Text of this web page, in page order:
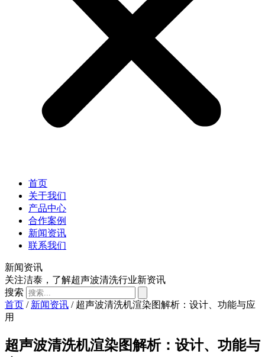
首页
关于我们
产品中心
合作案例
新闻资讯
联系我们
新闻资讯
关注洁泰，了解超声波清洗行业新资讯
搜索
首页 / 新闻资讯 / 超声波清洗机渲染图解析：设计、功能与应
用
超声波清洗机渲染图解析：设计、功能与